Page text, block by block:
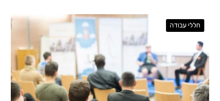
חללי עבודה